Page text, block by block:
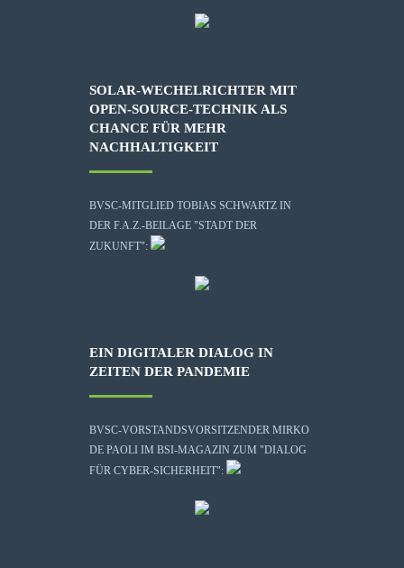
SOLAR-WECHELRICHTER MIT
OPEN-SOURCE-TECHNIK ALS
CHANCE FÜR MEHR
NACHHALTIGKEIT
BVSC-MITGLIED TOBIAS SCHWARTZ IN
DER F.A.Z.-BEILAGE "STADT DER
ZUKUNFT":
EIN DIGITALER DIALOG IN
ZEITEN DER PANDEMIE
BVSC-VORSTANDSVORSITZENDER MIRKO
DE PAOLI IM BSI-MAGAZIN ZUM "DIALOG
FÜR CYBER-SICHERHEIT":